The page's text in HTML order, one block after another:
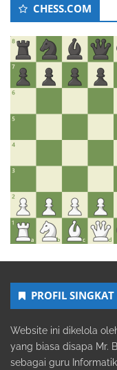
CHESS.COM
PROFIL SINGKAT
Website ini dikelola
yang biasa disapa Mr.
sebagai guru